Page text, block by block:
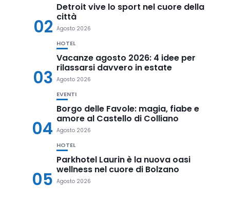
02
Detroit vive lo sport nel cuore della
città
Agosto 2026
03
HOTEL
Vacanze agosto 2026: 4 idee per
rilassarsi davvero in estate
Agosto 2026
04
EVENTI
Borgo delle Favole: magia, fiabe e
amore al Castello di Colliano
Agosto 2026
05
HOTEL
Parkhotel Laurin è la nuova oasi
wellness nel cuore di Bolzano
Agosto 2026